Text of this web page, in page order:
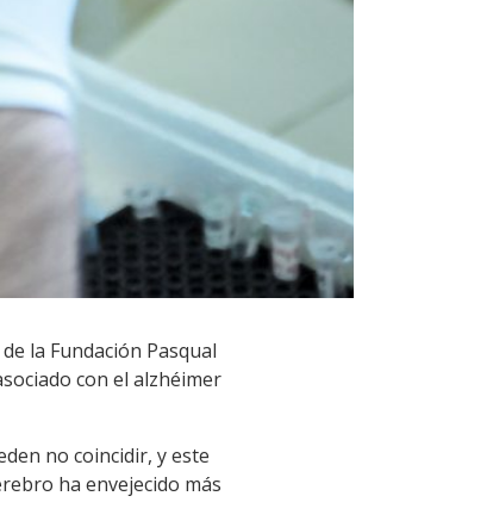
la Fundación Pasqual
con el alzhéimer
no coincidir, y este
ha envejecido más